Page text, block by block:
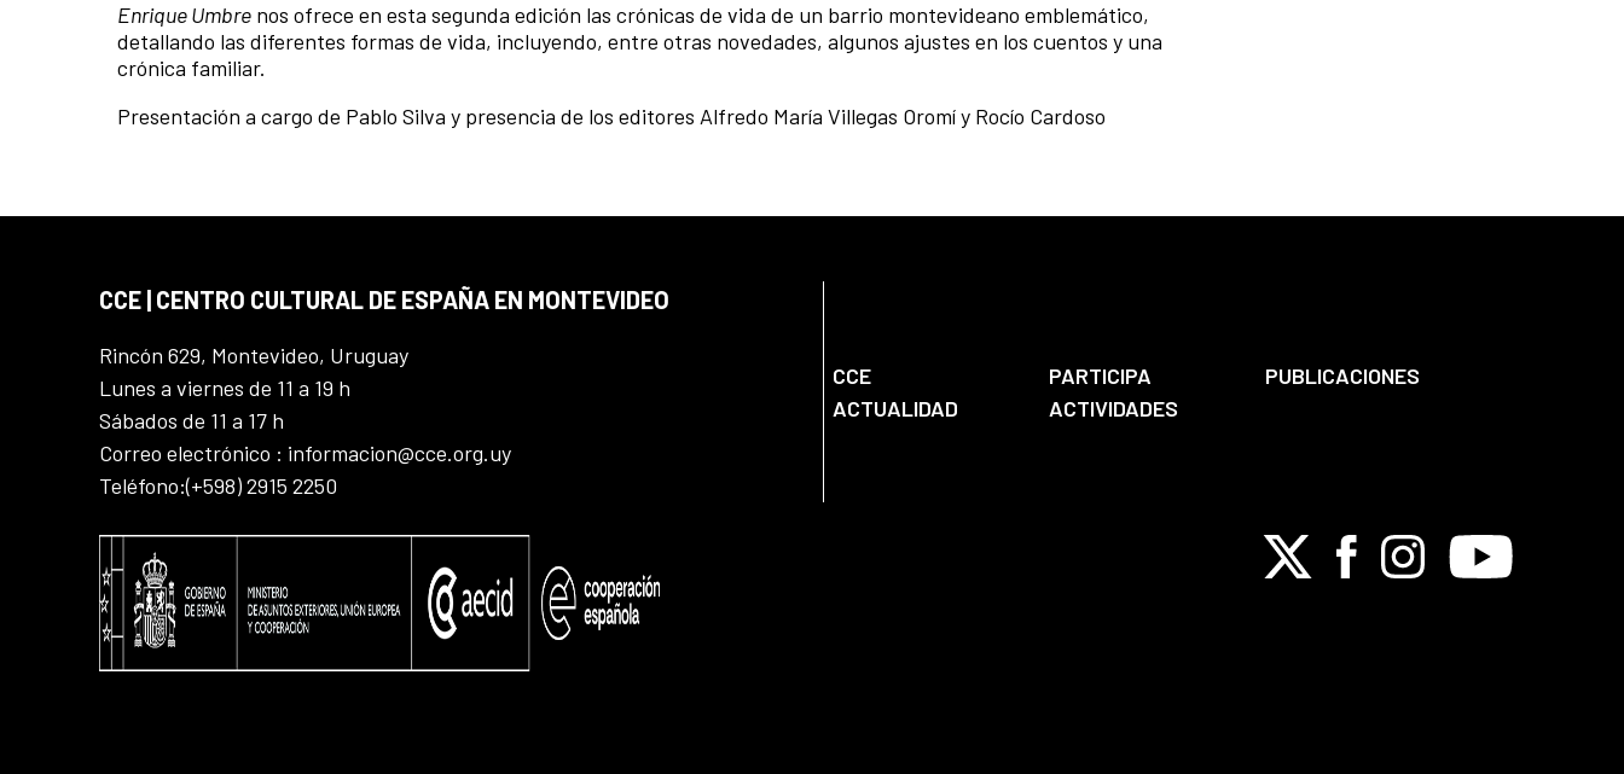
Enrique Umbre nos ofrece en esta segunda edición las crónicas de vida de un barrio montevideano emblemático,
detallando las diferentes formas de vida, incluyendo, entre otras novedades, algunos ajustes en los cuentos y una
crónica familiar.
Presentación a cargo de Pablo Silva y presencia de los editores Alfredo María Villegas Oromí y Rocío Cardoso
CCE | CENTRO CULTURAL DE ESPAÑA EN MONTEVIDEO
Rincón 629, Montevideo, Uruguay
Lunes a viernes de 11 a 19 h
Sábados de 11 a 17 h
Correo electrónico : informacion@cce.org.uy
Teléfono:(+598) 2915 2250
CCE PARTICIPA
PUBLICACIONES
ACTUALIDAD
ACTIVIDADES
X FacebookInstagramYoutube